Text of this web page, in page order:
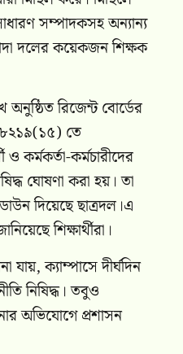
সম্পাদকসহ অন্যান্য
দলের কয়েকজন শিক্ষক
রিজেন্ট বোর্ডের
তে
ও কর্মকর্তা-কর্মচারীদের
ঘোষণা করা হয়। তা
দিয়েছে ছাত্রদল।এ
শিক্ষার্থীরা।
যায়, ক্যাম্পাসে দীর্ঘদিন
নিষিদ্ধ। তবুও
অভিযোগে প্রশাসন